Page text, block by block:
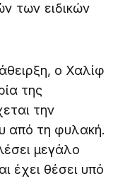
των ειδικών
ο Χαλίφ
της
την
από τη φυλακή.
μεγάλο
έχει θέσει υπό